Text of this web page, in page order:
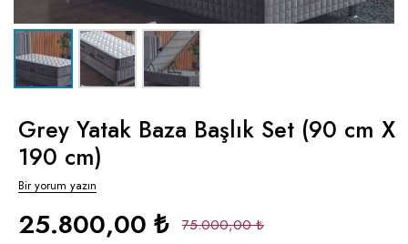
Grey Yatak Baza Başlık Set (90 cm X
190 cm)
Bir yorum yazın
75.000,00₺
25.800,00 ₺